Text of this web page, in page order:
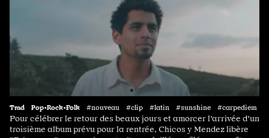
Trad Pop•Rock•Folk #nouveau #clip #latin #sunshine #carpediem
Pour célébrer le retour des beaux jours et amorcer l'arrivée d'un
troisième album prévu pour la rentrée, Chicos y Mendez libère